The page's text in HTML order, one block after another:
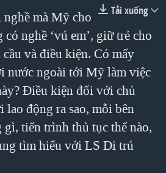
HẠ 'BÊN THẮNG CUỘC'
VÀ NAY
AFGHANISTAN
Ở VIỆT NAM
KIM TẠI VIỆT NAM
CHÍNH PHỦ VIỆT NAM
Tải xuống
nghề mà Mỹ cho
nghề ‘vú em’, giữ trẻ cho
và điều kiện. Có mấy
nước ngoài tới Mỹ làm việc
Điều kiện đối với chủ
lao động ra sao, mỗi bên
gì, tiến trình thủ tục thế nào,
tìm hiểu với LS Di trú